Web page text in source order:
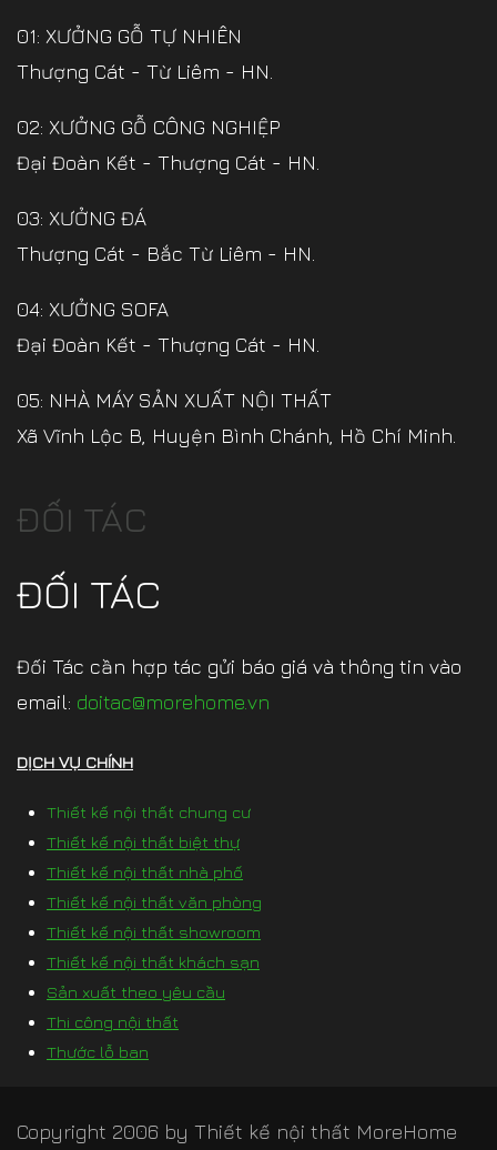
01: XƯỞNG GỖ TỰ NHIÊN
Thượng Cát - Từ Liêm - HN.
02: XƯỞNG GỖ CÔNG NGHIỆP
Đại Đoàn Kết - Thượng Cát - HN.
03: XƯỞNG ĐÁ
Thượng Cát - Bắc Từ Liêm - HN.
04: XƯỞNG SOFA
Đại Đoàn Kết - Thượng Cát - HN.
05: NHÀ MÁY SẢN XUẤT NỘI THẤT
Xã Vĩnh Lộc B, Huyện Bình Chánh, Hồ Chí Minh.
ĐỐI TÁC
ĐỐI TÁC
Đối Tác cần hợp tác gửi báo giá và thông tin vào
email: doitac@morehome.vn
DỊCH VỤ CHÍNH
Thiết kế nội thất chung cư
Thiết kế nội thất biệt thự
Thiết kế nội thất nhà phố
Thiết kế nội thất văn phòng
Thiết kế nội thất showroom
Thiết kế nội thất khách sạn
Sản xuất theo yêu cầu
Thi công nội thất
Thước lỗ ban
Copyright 2006 by Thiết kế nội thất MoreHome